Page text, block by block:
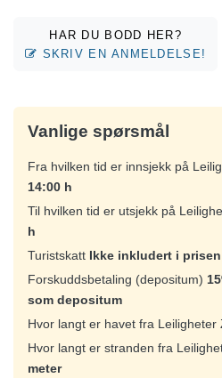
HAR DU BODD HER?
SKRIV EN ANMELDELSE!
Vanlige spørsmål
Fra hvilken tid er innsjekk på
14:00 h
Til hvilken tid er utsjekk på
h
Turistskatt Ikke inkludert i prisen
Forskuddsbetaling (depositum)
som depositum
Hvor langt er havet fra Leiligheter
Hvor langt er stranden fra
meter